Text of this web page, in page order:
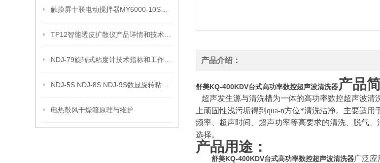
电热鼓风干燥箱原理与维护
产品介绍：
舒美KQ-400KDV台式高功率数控超声波清洗器产品
超声发生源与清洗槽为一体的高功率数控超声波清
上顽固性浅污垢得到qua-n方位*清洗洁净。主要适用
频率、超声时间、超声功率等高要求的清洗、脱气
选择。
产品用途：
舒美KQ-400KDV台式高功率数控超声波清洗器广泛应